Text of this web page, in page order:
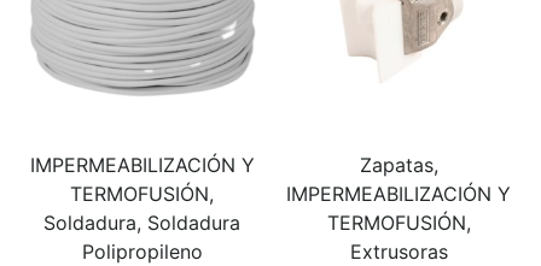
IMPERMEABILIZACIÓN Y
TERMOFUSIÓN,
Soldadura, Soldadura
Polipropileno
Zapatas,
IMPERMEABILIZACIÓN Y
TERMOFUSIÓN,
Extrusoras